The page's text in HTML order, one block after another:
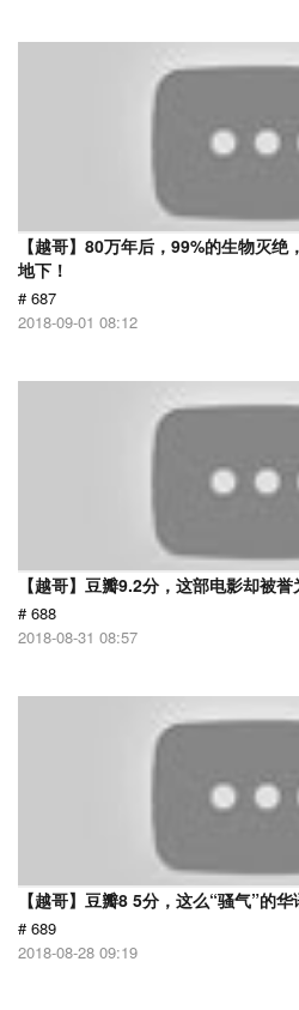
【越哥】80万年后，99%的生物灭
地下！
# 687
2018-09-01 08:12
【越哥】豆瓣9.2分，这部电影却被誉
# 688
2018-08-31 08:57
【越哥】豆瓣8 5分，这么“骚气”的
# 689
2018-08-28 09:19